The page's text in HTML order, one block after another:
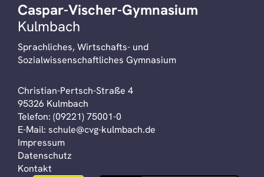
Caspar-Vischer-Gymnasium
Kulmbach
Sprachliches, Wirtschafts- und
Sozialwissenschaftliches Gymnasium
Christian-Pertsch-Straße 4
95326 Kulmbach
Telefon: (09221) 75001-0
E-Mail: schule@cvg-kulmbach.de
Impressum
Datenschutz
Kontakt